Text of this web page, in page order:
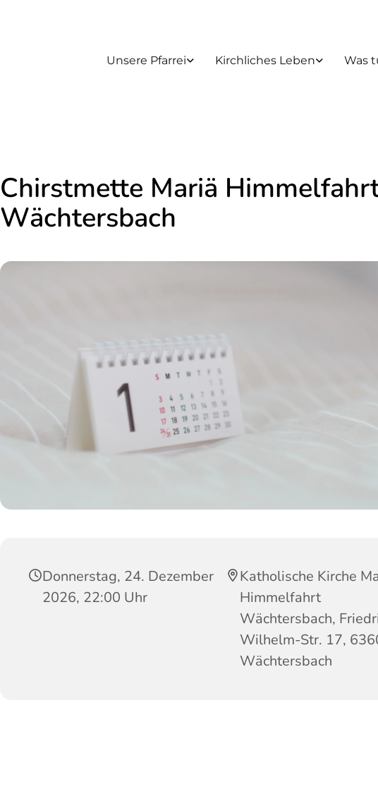
Unsere Pfarrei Kirchliches Leben Was
Chirstmette Mariä
Wächtersbach
Donnerstag, 24. Dezember
2026, 22:00 Uhr
Katholische Kirche
Himmelfahrt
Wächtersbach,
Wilhelm-Str. 17,
Wächtersbach